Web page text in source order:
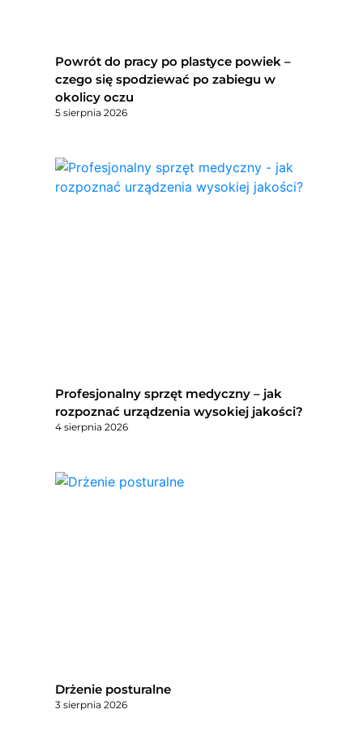
Powrót do pracy po plastyce powiek –
czego się spodziewać po zabiegu w
okolicy oczu
5 sierpnia 2026
Profesjonalny sprzęt medyczny – jak
rozpoznać urządzenia wysokiej jakości?
4 sierpnia 2026
Drżenie posturalne
3 sierpnia 2026